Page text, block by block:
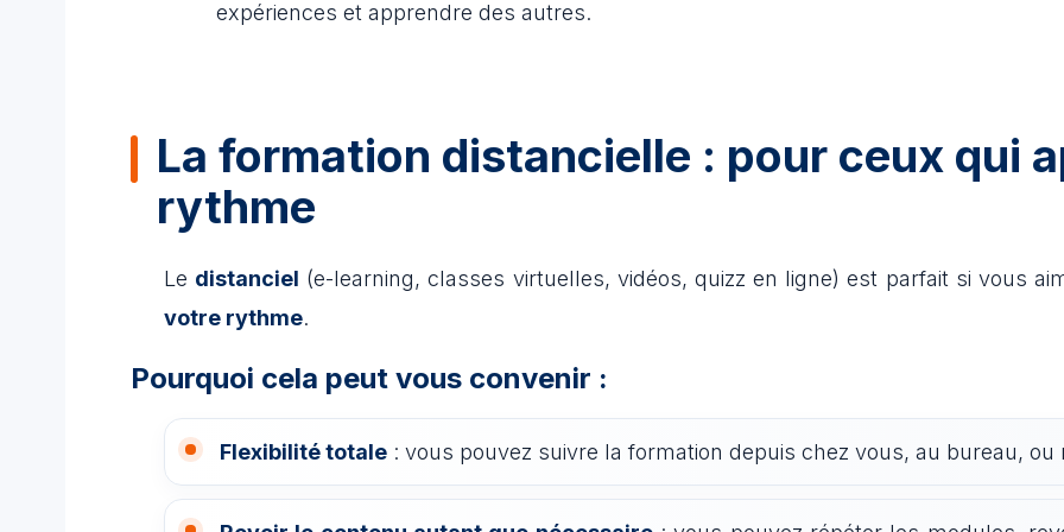
expériences et apprendre des autres.
La formation distancielle : pour ceux qui
rythme
Le distanciel (e-learning, classes virtuelles, vidéos, quizz en ligne) est parfait si vous
votre rythme.
Pourquoi cela peut vous convenir :
Flexibilité totale : vous pouvez suivre la formation depuis chez vous, au bureau,